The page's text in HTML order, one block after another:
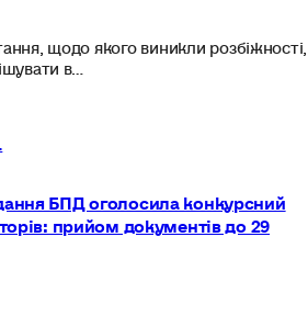
щодо якого виникли розбіжності,
в…
БПД оголосила конкурсний
прийом документів до 29